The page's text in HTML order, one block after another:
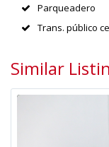
Parqueadero
Trans. público
Similar